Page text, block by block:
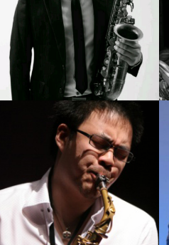
이대희
강의보기
김성길